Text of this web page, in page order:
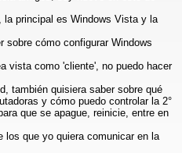
la principal es Windows Vista y la
sobre cómo configurar Windows
vista como 'cliente', no puedo hacer
también quisiera saber sobre qué
y cómo puedo controlar la 2°
que se apague, reinicie, entre en
los que yo quiera comunicar en la